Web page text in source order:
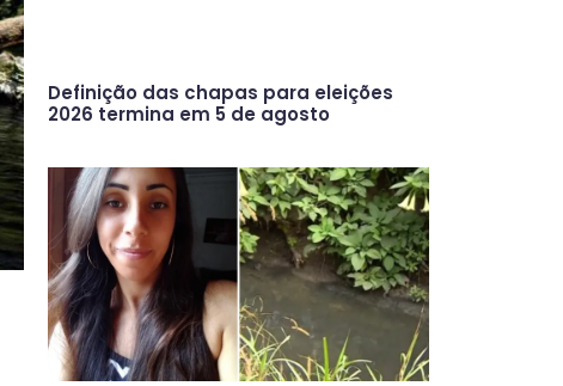
Definição das chapas para eleições
2026 termina em 5 de agosto